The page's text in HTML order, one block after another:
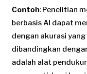
Contoh: Penelitian
berbasis AI dapat
dengan akurasi
dibandingkan
adalah alat